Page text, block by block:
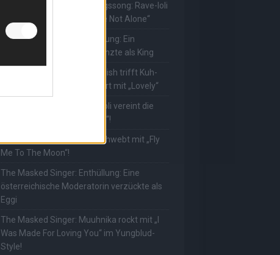
The Masked Singer: Lieblingssong: Rave-Ioli
berührt erneut mit „You Are Not Alone“
The Masked Singer: Enthüllung: Ein
deutscher Schauspieler glänzte als King
The Masked Singer: Billie Eilish trifft Kuh-
Power! Muuhnika verzaubert mit „Lovely“
The Masked Singer: Rave-Ioli vereint die
Welt mit „We Are The World“!
The Masked Singer: King schwebt mit „Fly
Me To The Moon“!
The Masked Singer: Enthüllung: Eine
österreichische Moderatorin verzückte als
Eggi
The Masked Singer: Muuhnika rockt mit „I
Was Made For Loving You“ im Yungblud-
Style!